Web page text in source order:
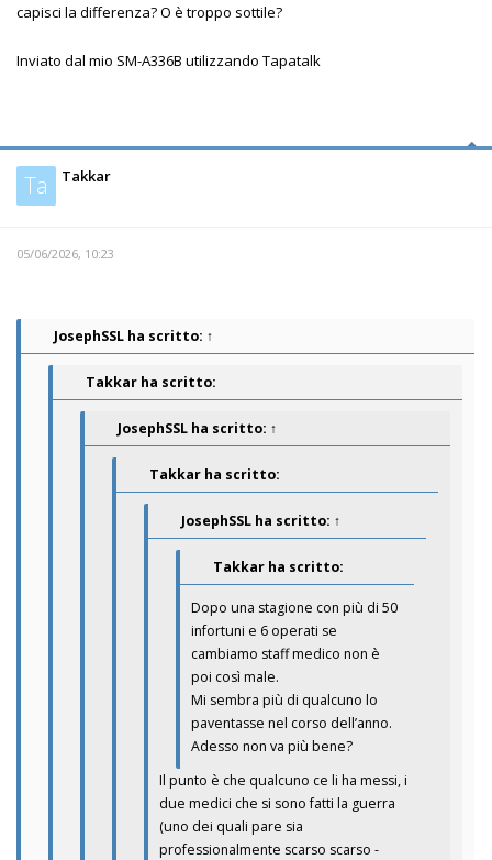
capisci la differenza? O è troppo sottile?
Inviato dal mio SM-A336B utilizzando Tapatalk
Ta Takkar
05/06/2026, 10:23
JosephSSL ha scritto: ↑
Takkar ha scritto:
JosephSSL ha scritto: ↑
Takkar ha scritto:
JosephSSL ha scritto: ↑
Takkar ha scritto:
Dopo una stagione con più di 50
infortuni e 6 operati se
cambiamo staff medico non è
poi così male.
Mi sembra più di qualcuno lo
paventasse nel corso dell’anno.
Adesso non va più bene?
Il punto è che qualcuno ce li ha messi, i
due medici che si sono fatti la guerra
(uno dei quali pare sia
professionalmente scarso scarso -